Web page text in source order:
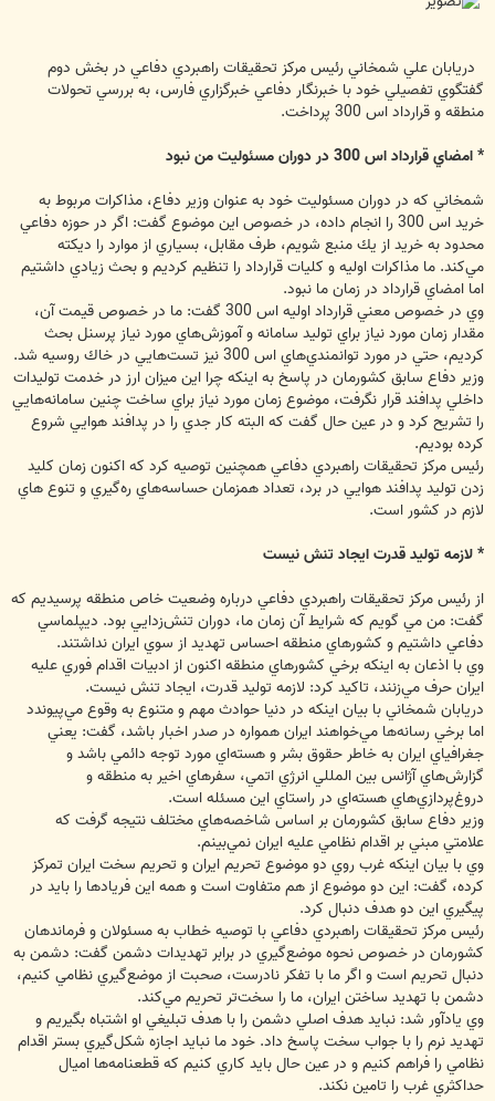
دريابان علي شمخاني رئيس مركز تحقيقات راهبردي دفاعي در بخش دوم
گفتگوي تفصيلي خود با خبرنگار دفاعي خبرگزاري فارس، به بررسي تحولات
منطقه و قرارداد اس 300 پرداخت.
* امضاي قرارداد اس 300 در دوران مسئوليت من نبود
شمخاني كه در دوران مسئوليت خود به عنوان وزير دفاع، مذاكرات مربوط به
خريد اس 300 را انجام داده، در خصوص اين موضوع گفت: اگر در حوزه دفاعي
محدود به خريد از يك منبع شويم، طرف مقابل، بسياري از موارد را ديكته
مي‌كند. ما مذاكرات اوليه و كليات قرارداد را تنظيم كرديم و بحث زيادي داشتيم
اما امضاي قرارداد در زمان ما نبود.
وي در خصوص معني قرارداد اوليه اس 300 گفت: ما در خصوص قيمت آن،
مقدار زمان مورد نياز براي توليد سامانه و آموزش‌هاي مورد نياز پرسنل بحث
كرديم، حتي در مورد توانمندي‌‌هاي اس 300 نيز تست‌هايي در خاك روسيه شد.
وزير دفاع سابق كشورمان در پاسخ به اينكه چرا اين ميزان ارز در خدمت توليدات
داخلي پدافند قرار نگرفت، موضوع زمان مورد نياز براي ساخت چنين سامانه‌هايي
را تشريح كرد و در عين حال گفت كه البته كار جدي را در پدافند هوايي شروع
كرده بوديم.
رئيس مركز تحقيقات راهبردي دفاعي همچنين توصيه كرد كه اكنون زمان كليد
زدن توليد پدافند هوايي در برد، تعداد همزمان حساسه‌هاي ره‌گيري و تنوع هاي
لازم در كشور است.
* لازمه توليد قدرت ايجاد تنش نيست
از رئيس مركز تحقيقات راهبردي دفاعي درباره وضعيت خاص منطقه پرسيديم كه
گفت: من مي گويم كه شرايط آن زمان ما، دوران تنش‌زدايي بود. ديپلماسي
دفاعي داشتيم و كشورهاي منطقه احساس تهديد از سوي ايران نداشتند.
وي با اذعان به اينكه برخي كشورهاي منطقه اكنون از ادبيات اقدام فوري عليه
ايران حرف مي‌زنند، تاكيد كرد: لازمه توليد قدرت، ايجاد تنش نيست.
دريابان شمخاني با بيان اينكه در دنيا حوادث مهم و متنوع به وقوع مي‌پيوندد
اما برخي رسانه‌ها مي‌خواهند ايران همواره در صدر اخبار باشد، گفت: يعني
جغرافياي ايران به خاطر حقوق بشر و هسته‌اي مورد توجه دائمي باشد و
گزارش‌هاي آژانس بين المللي انرژي اتمي، سفرهاي اخير به منطقه و
دروغ‌پردازي‌هاي هسته‌اي در راستاي اين مسئله است.
وزير دفاع سابق كشورمان بر اساس شاخصه‌هاي مختلف نتيجه گرفت كه
علامتي مبني بر اقدام نظامي عليه ايران نمي‌بينم.
وي با بيان اينكه غرب روي دو موضوع تحريم ايران و تحريم سخت ايران تمركز
كرده‌، گفت: اين دو موضوع از هم متفاوت است و همه اين فريادها را بايد در
پيگيري اين دو هدف دنبال كرد.
رئيس مركز تحقيقات راهبردي دفاعي با توصيه خطاب به مسئولان و فرماندهان
كشورمان در خصوص نحوه موضع‌گيري در برابر تهديدات دشمن گفت: دشمن به
دنبال تحريم است و اگر ما با تفكر نادرست، صحبت از موضع‌گيري نظامي كنيم،
دشمن با تهديد ساختن ايران، ما را سخت‌تر تحريم مي‌كند.
وي يادآور شد: نبايد هدف اصلي دشمن را با هدف تبليغي او اشتباه بگيريم و
تهديد نرم را با جواب سخت پاسخ داد. خود ما نبايد اجازه شكل‌گيري بستر اقدام
نظامي را فراهم كنيم و در عين حال بايد كاري كنيم كه قطعنامه‌ها اميال
حداكثري غرب را تامين نكند.